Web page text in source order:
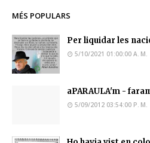
MÉS POPULARS
Per liquidar les
5/10/2021 01:00:00 A. M.
aPARAULA'm -
5/09/2012 03:54:00 P. M.